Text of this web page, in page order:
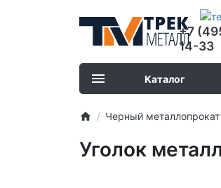
+7
14-33
Каталог
Черный металлопрокат
Уголок